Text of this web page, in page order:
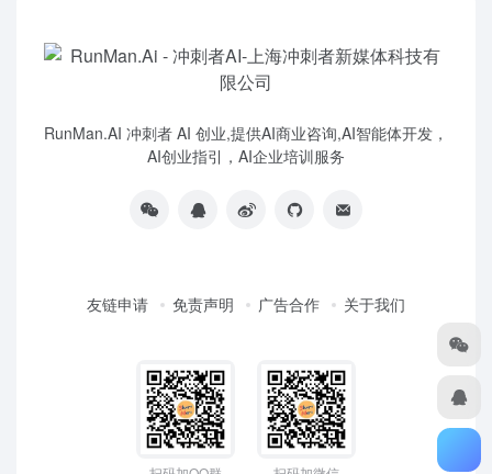
RunMan.AI 冲刺者 AI 创业,提供AI商业咨询,AI智能体开发，
AI创业指引，AI企业培训服务
友链申请 免责声明 广告合作 关于我们